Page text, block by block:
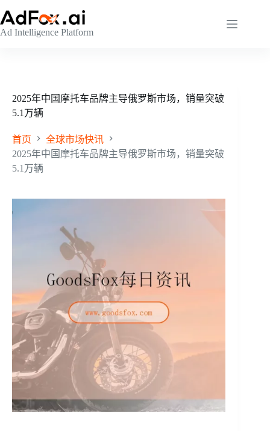
至
内
Ad Intelligence Platform
2025年中国摩托车品牌主导俄罗斯市场，销量突破
5.1万辆
首页
全球市场快讯
2025年中国摩托车品牌主导俄罗斯市场，销量突破
5.1万辆